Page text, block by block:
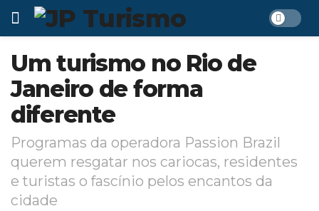
Um turismo no Rio de
Janeiro de forma
diferente
Programas da operadora Passion Brazil
querem resgatar nos cariocas, residentes
e turistas o fascínio pelos encantos da
cidade